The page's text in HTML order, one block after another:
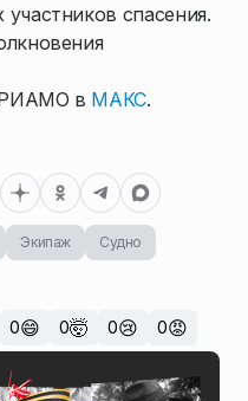
спасения.
РИАМО в МАКС.
Экипаж
Судно
0😄 0🤯 0😢 0😡